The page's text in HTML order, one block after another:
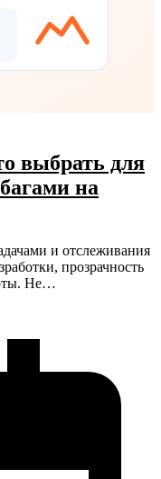
выбрать для
на
и отслеживания
прозрачность
Не…